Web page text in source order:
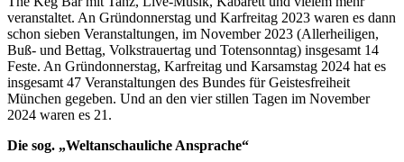
veranstaltet. An Gründonnerstag und Karfreitag 2023 waren es dann
schon sieben Veranstaltungen, im November 2023 (Allerheiligen,
Buß- und Bettag, Volkstrauertag und Totensonntag) insgesamt 14
Feste. An Gründonnerstag, Karfreitag und Karsamstag 2024 hat es
insgesamt 47 Veranstaltungen des Bundes für Geistesfreiheit
München gegeben. Und an den vier stillen Tagen im November
2024 waren es 21.
Die sog. „Weltanschauliche Ansprache“